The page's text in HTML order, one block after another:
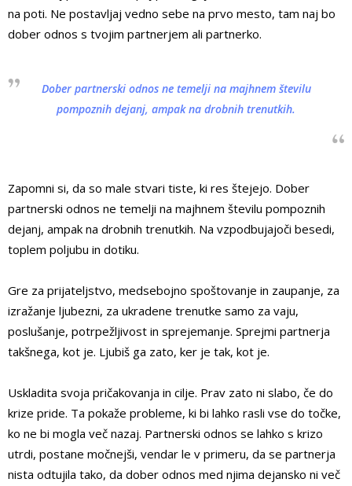
na poti. Ne postavljaj vedno sebe na prvo mesto, tam naj bo
dober odnos s tvojim partnerjem ali partnerko.
Dober partnerski odnos ne temelji na majhnem številu
pompoznih dejanj, ampak na drobnih trenutkih.
Zapomni si, da so male stvari tiste, ki res štejejo. Dober
partnerski odnos ne temelji na majhnem številu pompoznih
dejanj, ampak na drobnih trenutkih. Na vzpodbujajoči besedi,
toplem poljubu in dotiku.
Gre za prijateljstvo, medsebojno spoštovanje in zaupanje, za
izražanje ljubezni, za ukradene trenutke samo za vaju,
poslušanje, potrpežljivost in sprejemanje. Sprejmi partnerja
takšnega, kot je. Ljubiš ga zato, ker je tak, kot je.
Uskladita svoja pričakovanja in cilje. Prav zato ni slabo, če do
krize pride. Ta pokaže probleme, ki bi lahko rasli vse do točke,
ko ne bi mogla več nazaj. Partnerski odnos se lahko s krizo
utrdi, postane močnejši, vendar le v primeru, da se partnerja
nista odtujila tako, da dober odnos med njima dejansko ni več